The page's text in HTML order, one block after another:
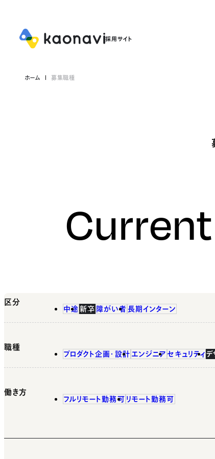
ホーム 募集職種
区分
中途 新卒 障がい者 長期インターン
職種
プロダクト企画・設計 エンジニア セキュリティ デ
働き方
フルリモート勤務可 リモート勤務可